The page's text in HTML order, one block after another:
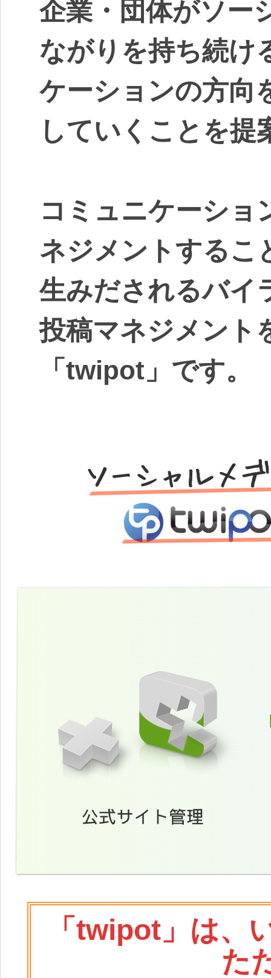
企業・団体がソー
ながりを持ち続け
ケーションの方向
していくことを提
コミュニケーショ
ネジメントするこ
生みだされるバイ
投稿マネジメント
「twipot」です。
「twipot」は、
た